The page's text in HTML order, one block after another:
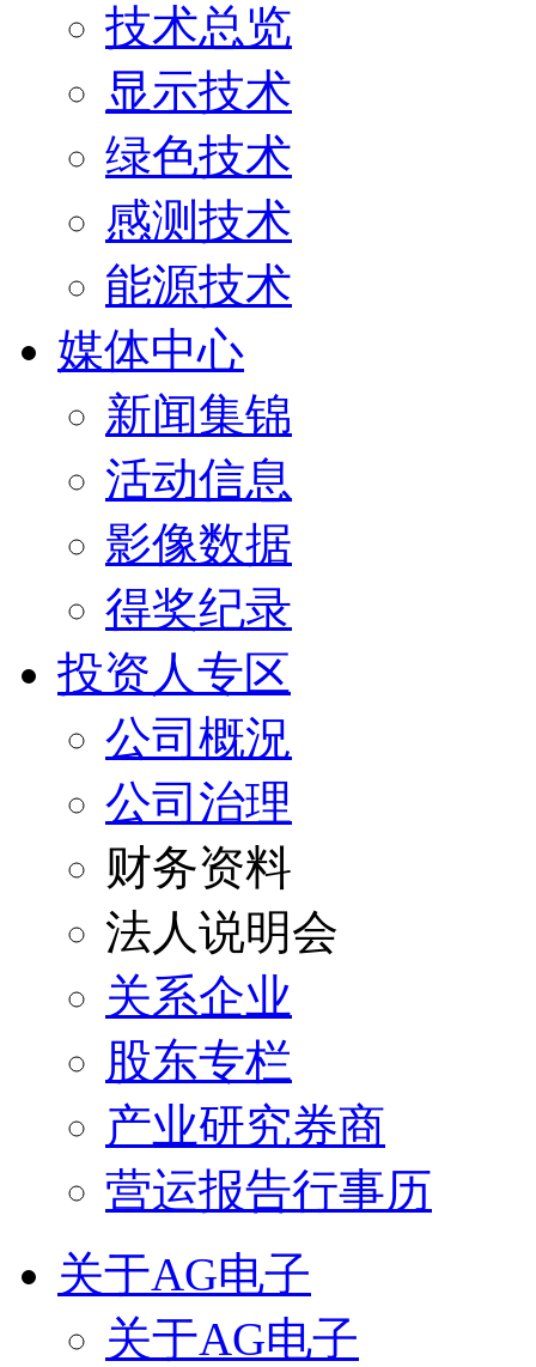
技术总览
显示技术
绿色技术
感测技术
能源技术
媒体中心
新闻集锦
活动信息
影像数据
得奖纪录
投资人专区
公司概況
公司治理
财务资料
法人说明会
关系企业
股东专栏
产业研究券商
营运报告行事历
关于AG电子
关于AG电子